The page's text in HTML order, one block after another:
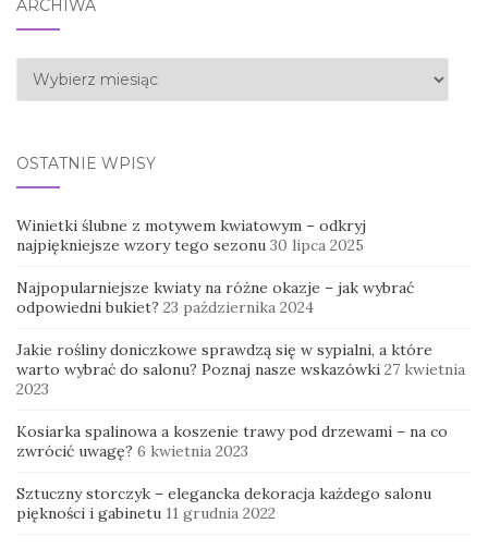
ARCHIWA
Archiwa
OSTATNIE WPISY
Winietki ślubne z motywem kwiatowym – odkryj
najpiękniejsze wzory tego sezonu 30 lipca 2025
Najpopularniejsze kwiaty na różne okazje – jak wybrać
odpowiedni bukiet? 23 października 2024
Jakie rośliny doniczkowe sprawdzą się w sypialni, a które
warto wybrać do salonu? Poznaj nasze wskazówki 27 kwietnia
2023
Kosiarka spalinowa a koszenie trawy pod drzewami – na co
zwrócić uwagę? 6 kwietnia 2023
Sztuczny storczyk – elegancka dekoracja każdego salonu
piękności i gabinetu 11 grudnia 2022